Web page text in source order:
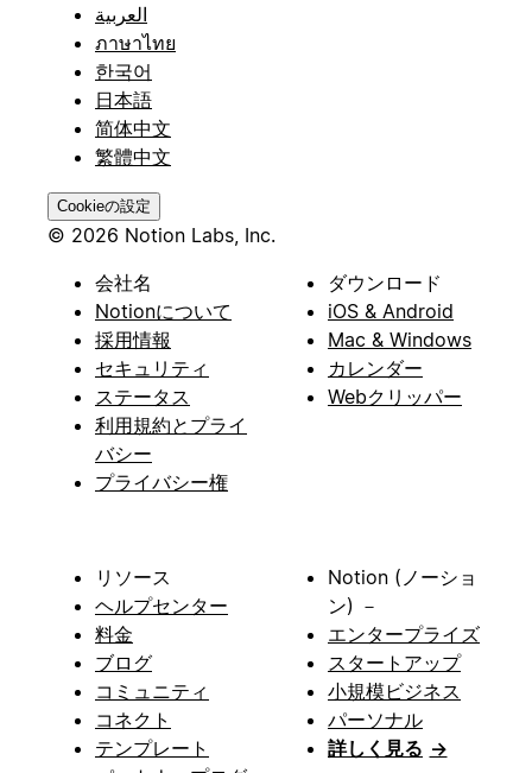
العربية
ภาษาไทย
한국어
日本語
简体中文
繁體中文
Cookieの設定
© 2026 Notion Labs, Inc.
会社名
Notionについて
採用情報
セキュリティ
ステータス
利用規約とプライ
バシー
プライバシー権
ダウンロード
iOS & Android
Mac & Windows
カレンダー
Webクリッパー
リソース
ヘルプセンター
料金
ブログ
コミュニティ
コネクト
テンプレート
Notion (ノーショ
ン) －
エンタープライズ
スタートアップ
小規模ビジネス
パーソナル
詳しく見る →